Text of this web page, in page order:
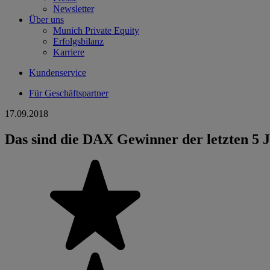
Newsletter
Über uns
Munich Private Equity
Erfolgsbilanz
Karriere
Kundenservice
Für Geschäftspartner
17.09.2018
Das sind die DAX Gewinner der letzten 5